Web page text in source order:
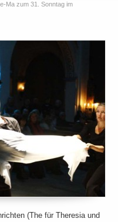
Ma zum 31. Sonntag im
(The für Theresia und